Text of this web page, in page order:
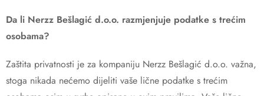
Da li Nerzz Bešlagić d.o.o. razmjenjuje podatke s trećim
osobama?
Zaštita privatnosti je za kompaniju Nerzz Bešlagić d.o.o. važna,
stoga nikada nećemo dijeliti vaše lične podatke s trećim